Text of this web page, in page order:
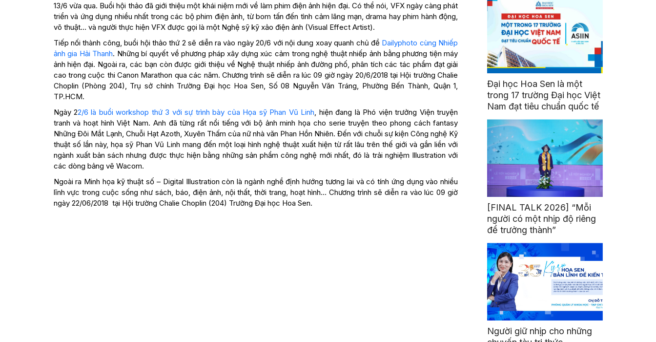
13/6 vừa qua. Buổi hội thảo đã giới thiệu một khái niệm mới về làm phim điện ảnh hiện đại. Có thể nói, VFX ngày càng phát
triển và ứng dụng nhiều nhất trong các bộ phim điện ảnh, từ bom tấn đến tình cảm lãng mạn, drama hay phim hành động,
võ thuật… và người thực hiện VFX được gọi là một Nghệ sỹ kỹ xảo điện ảnh (Visual Effect Artist).
Tiếp nối thành công, buổi hội thảo thứ 2 sẽ diễn ra vào ngày 20/6 với nội dung xoay quanh chủ đề Dailyphoto cùng Nhiếp
ảnh gia Hải Thanh. Những bí quyết về phương pháp xây dựng xúc cảm trong nghệ thuật nhiếp ảnh bằng phương tiện máy
ảnh hiện đại. Ngoài ra, các bạn còn được giới thiệu về Nghệ thuật nhiếp ảnh đường phố, phân tích các tác phẩm đạt giải
cao trong cuộc thi Canon Marathon qua các năm. Chương trình sẽ diễn ra lúc 09 giờ ngày 20/6/2018 tại Hội trường Chalie
Choplin (Phòng 204), Trụ sở chính Trường Đại học Hoa Sen, Số 08 Nguyễn Văn Tráng, Phường Bến Thành, Quận 1,
TP.HCM.
Ngày 22/6 là buổi workshop thứ 3 với sự trình bày của Họa sỹ Phan Vũ Linh, hiện đang là Phó viện trưởng Viện truyện
tranh và hoạt hình Việt Nam. Anh đã từng rất nổi tiếng với bộ ảnh minh họa cho serie truyện theo phong cách fantasy
Những Đôi Mắt Lạnh, Chuỗi Hạt Azoth, Xuyên Thấm của nữ nhà văn Phan Hồn Nhiên. Đến với chuỗi sự kiện Công nghệ Kỹ
thuật số lần này, họa sỹ Phan Vũ Linh mang đến một loại hình nghệ thuật xuất hiện từ rất lâu trên thế giới và gắn liền với
ngành xuất bản sách nhưng được thực hiện bằng những sản phẩm công nghệ mới nhất, đó là trải nghiệm Illustration với
các dòng bảng vẽ Wacom.
Ngoài ra Minh họa kỹ thuật số – Digital Illustration còn là ngành nghề định hướng tương lai và có tính ứng dụng vào nhiều
lĩnh vực trong cuộc sống như sách, báo, điện ảnh, nội thất, thời trang, hoạt hình… Chương trình sẽ diễn ra vào lúc 09 giờ
ngày 22/06/2018 tại Hội trường Chalie Choplin (204) Trường Đại học Hoa Sen.
Đại học Hoa Sen là một
trong 17 trường Đại học Việt
Nam đạt tiêu chuẩn quốc tế
[FINAL TALK 2026] “Mỗi
người có một nhịp độ riêng
để trưởng thành”
Người giữ nhịp cho những